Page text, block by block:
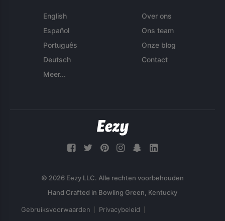
English
Español
Português
Deutsch
Meer...
Over ons
Ons team
Onze blog
Contact
© 2026 Eezy LLC. Alle rechten voorbehouden
Gebruiksvoorwaarden Privacybeleid